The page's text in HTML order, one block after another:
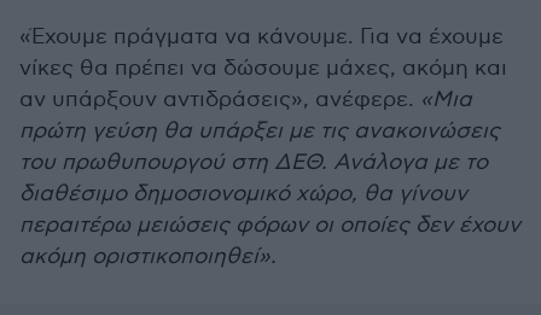
«Έχουμε πράγματα να κάνουμε. Για να έχουμε
νίκες θα πρέπει να δώσουμε μάχες, ακόμη και
αν υπάρξουν αντιδράσεις», ανέφερε. «Μια
πρώτη γεύση θα υπάρξει με τις ανακοινώσεις
του πρωθυπουργού στη ΔΕΘ. Ανάλογα με το
διαθέσιμο δημοσιονομικό χώρο, θα γίνουν
περαιτέρω μειώσεις φόρων οι οποίες δεν έχουν
ακόμη οριστικοποιηθεί».